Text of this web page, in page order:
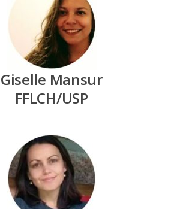
Giselle Mansur
FFLCH/USP